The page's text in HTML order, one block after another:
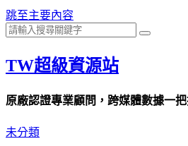
跳至主要內容
TW超級資源站
原廠認證專業顧問，跨媒體數據一
未分類